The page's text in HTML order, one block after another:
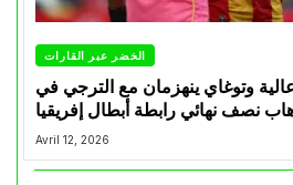
الخضر عبر القارات
وتوغاي ينهزمان مع الترجي في
نصف نهائي رابطة أبطال إفريقيا
Avril 12, 2026